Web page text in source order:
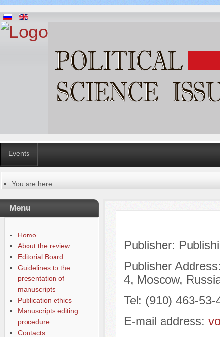
Events
You are here:
Contacts
Menu
Home
About the review
Editorial Board
Guidelines to the
presentation of
manuscripts
Publication ethics
Manuscripts editing
procedure
Contacts
Publisher:
Publisher
4, Moscow,
Tel: (910) 463-53-
E-mail address: